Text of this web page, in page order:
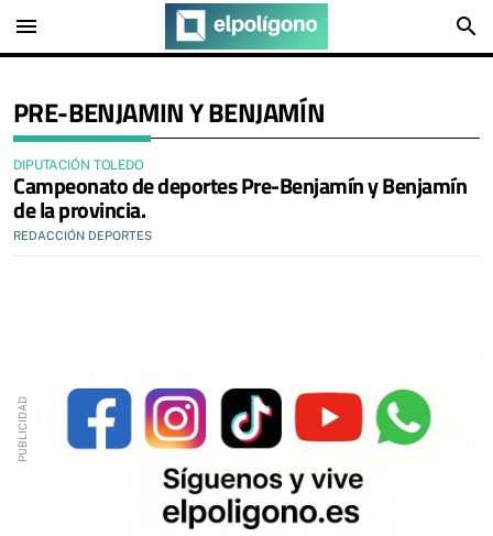
menu search
PRE-BENJAMIN Y BENJAMÍN
DIPUTACIÓN TOLEDO
Campeonato de deportes Pre-Benjamín y Benjamín
de la provincia.
REDACCIÓN DEPORTES